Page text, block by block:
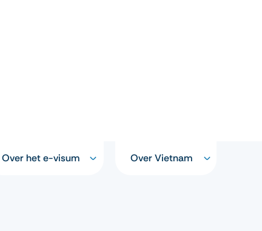
Over het e-visum Over Vietnam